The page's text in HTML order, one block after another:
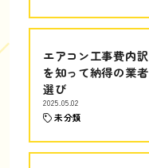
エアコン工事費内訳
を知って納得の業者
選び
2025.05.02
未分類